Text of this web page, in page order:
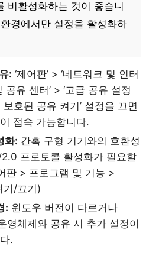
비활성화하는 것이 좋습니
경에서만 설정을 활성화하
: ‘제어판’ > ‘네트워크 및 인터
공유 센터’ > ‘고급 공유 설정
보호된 공유 켜기’ 설정을 끄면
접속 가능합니다.
화: 간혹 구형 기기와의 호환성
프로토콜 활성화가 필요할
판 > 프로그램 및 기능 >
기/끄기)
: 윈도우 버전이 다르거나
영체제와 공유 시 추가 설정이
.